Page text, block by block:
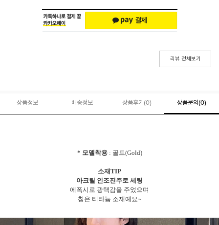
리뷰 전체보기
상품정보 배송정보 상품후기(0) 상품문의 (0)
* 모델착용: 골드(Gold)
소재TIP
아크릴 인조진주로 세팅
에폭시로 광택감을 주었으며
침은 티타늄 소재예요~